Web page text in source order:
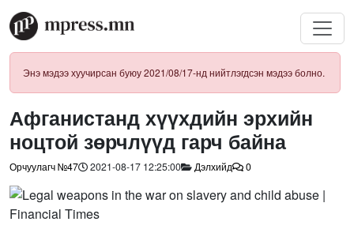
Энэ мэдээ хуучирсан буюу 2021/08/17-нд нийтлэгдсэн мэдээ болно.
Афганистанд хүүхдийн эрхийн
ноцтой зөрчлүүд гарч байна
Орчуулагч №47 2021-08-17 12:25:00 Дэлхийд 0